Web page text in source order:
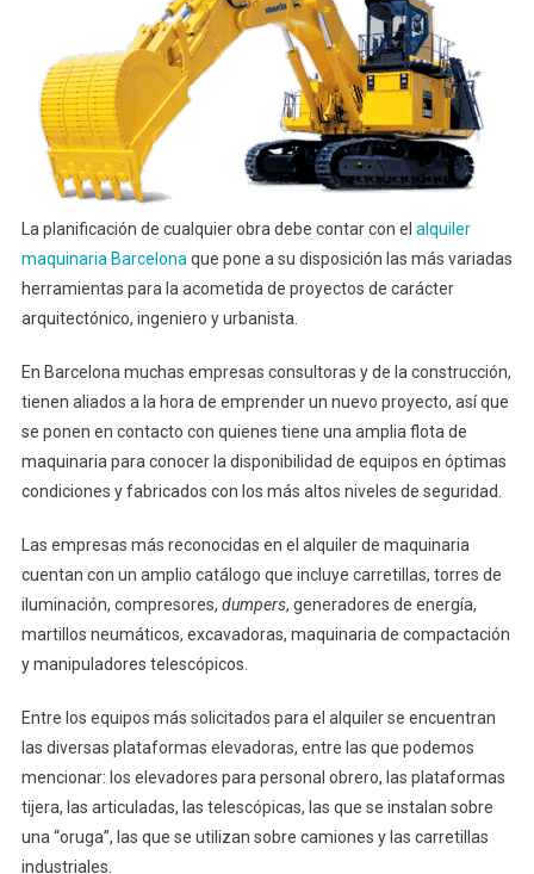
Necesita
En
Alquiler
Maquinaria
Barcelona
La planificación de cualquier obra debe contar con el alquiler
maquinaria Barcelona que pone a su disposición las más variadas
herramientas para la acometida de proyectos de carácter
arquitectónico, ingeniero y urbanista.
En Barcelona muchas empresas consultoras y de la construcción,
tienen aliados a la hora de emprender un nuevo proyecto, así que
se ponen en contacto con quienes tiene una amplia flota de
maquinaria para conocer la disponibilidad de equipos en óptimas
condiciones y fabricados con los más altos niveles de seguridad.
Las empresas más reconocidas en el alquiler de maquinaria
cuentan con un amplio catálogo que incluye carretillas, torres de
iluminación, compresores, dumpers, generadores de energía,
martillos neumáticos, excavadoras, maquinaria de compactación
y manipuladores telescópicos.
Entre los equipos más solicitados para el alquiler se encuentran
las diversas plataformas elevadoras, entre las que podemos
mencionar: los elevadores para personal obrero, las plataformas
tijera, las articuladas, las telescópicas, las que se instalan sobre
una “oruga”, las que se utilizan sobre camiones y las carretillas
industriales.